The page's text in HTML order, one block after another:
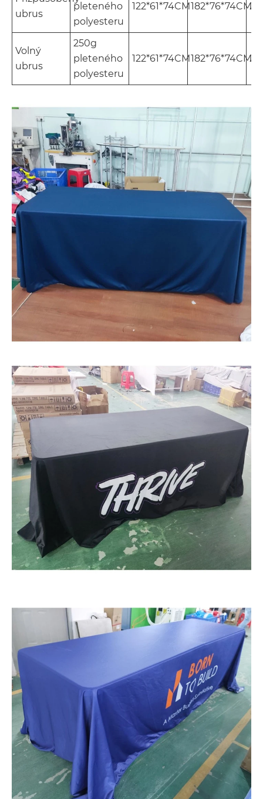
ubrus
pleteného
polyesteru
122*61*74CM182*76*74CM
Volný
ubrus
250g
pleteného
polyesteru
122*61*74CM182*76*74CM